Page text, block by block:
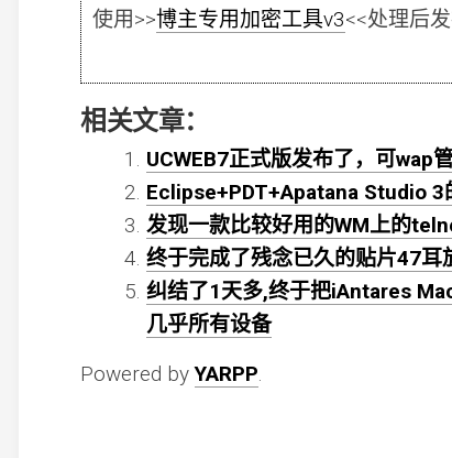
使用>>博主专用加密工具v3<<处理后
相关文章：
UCWEB7正式版发布了，可wap
Eclipse+PDT+Apatana Studio
发现一款比较好用的WM上的
终于完成了残念已久的贴片47耳
纠结了1天多,终于把iAntares
几乎所有设备
Powered byYARPP.